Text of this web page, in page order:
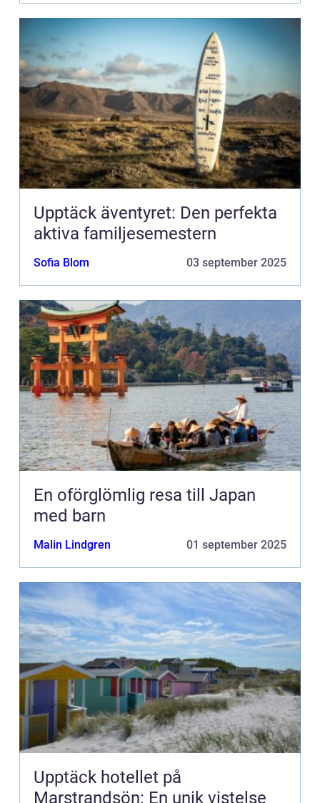
Upptäck äventyret: Den perfekta
aktiva familjesemestern
Sofia Blom 03 september 2025
En oförglömlig resa till Japan
med barn
Malin Lindgren 01 september 2025
Upptäck hotellet på
Marstrandsön: En unik vistelse